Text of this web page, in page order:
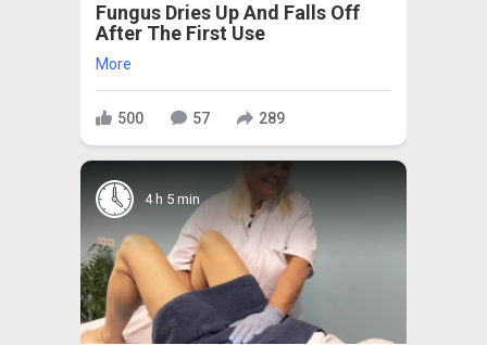
Fungus Dries Up And Falls Off
After The First Use
More
500 57 289
4 h 5 min